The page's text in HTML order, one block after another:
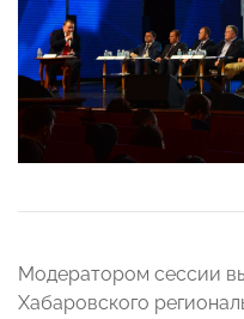
Модератором сессии
Хабаровского